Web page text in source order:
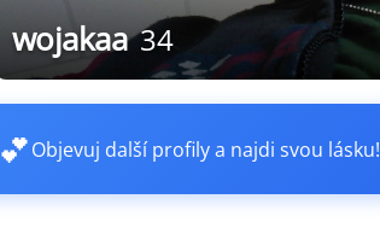
wojakaa 34
💕Objevuj další profily a najdi svou lásku!